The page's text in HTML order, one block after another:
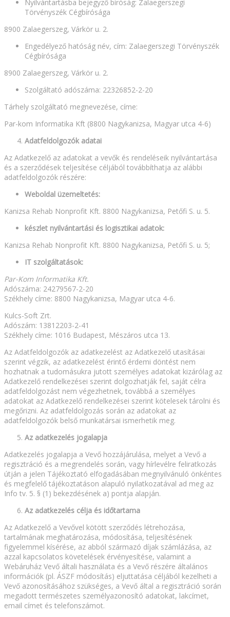
Nyilvántartásba bejegyző bíróság: Zalaegerszegi
Törvényszék Cégbírósága
8900 Zalaegerszeg, Várkör u. 2.
Engedélyező hatóság név, cím: Zalaegerszegi Törvényszék
Cégbírósága
8900 Zalaegerszeg, Várkör u. 2.
Szolgáltató adószáma: 22326852-2-20
Tárhely szolgáltató megnevezése, címe:
Par-kom Informatika Kft (8800 Nagykanizsa, Magyar utca 4-6)
Adatfeldolgozók adatai
Az Adatkezelő az adatokat a vevők és rendeléseik nyilvántartása
és a szerződések teljesítése céljából továbbíthatja az alábbi
adatfeldolgozók részére:
Weboldal üzemeltetés:
Kanizsa Rehab Nonprofit Kft. 8800 Nagykanizsa, Petőfi S. u. 5.
készlet nyilvántartási és logisztikai adatok:
Kanizsa Rehab Nonprofit Kft. 8800 Nagykanizsa, Petőfi S. u. 5;
IT szolgáltatások:
Par-Kom Informatika Kft.
Adószáma: 24279567-2-20
Székhely címe: 8800 Nagykanizsa, Magyar utca 4-6.
Kulcs-Soft Zrt.
Adószám: 13812203-2-41
Székhely címe: 1016 Budapest, Mészáros utca 13.
Az Adatfeldolgozók az adatkezelést az Adatkezelő utasításai
szerint végzik, az adatkezelést érintő érdemi döntést nem
hozhatnak a tudomásukra jutott személyes adatokat kizárólag az
Adatkezelő rendelkezései szerint dolgozhatják fel, saját célra
adatfeldolgozást nem végezhetnek, továbbá a személyes
adatokat az Adatkezelő rendelkezései szerint kötelesek tárolni és
megőrizni. Az adatfeldolgozás során az adatokat az
adatfeldolgozók belső munkatársai ismerhetik meg.
Az adatkezelés jogalapja
Adatkezelés jogalapja a Vevő hozzájárulása, melyet a Vevő a
regisztráció és a megrendelés során, vagy hírlevélre feliratkozás
útján a jelen Tájékoztató elfogadásában megnyilvánuló önkéntes
és megfelelő tájékoztatáson alapuló nyilatkozatával ad meg az
Info tv. 5. § (1) bekezdésének a) pontja alapján.
Az adatkezelés célja és időtartama
Az Adatkezelő a Vevővel kötött szerződés létrehozása,
tartalmának meghatározása, módosítása, teljesítésének
figyelemmel kísérése, az abból származó díjak számlázása, az
azzal kapcsolatos követelések érvényesítése, valamint a
Webáruház Vevő általi használata és a Vevő részére általános
információk (pl. ÁSZF módosítás) eljuttatása céljából kezelheti a
Vevő azonosításához szükséges, a Vevő által a regisztráció során
megadott természetes személyazonosító adatokat, lakcímet,
email címet és telefonszámot.